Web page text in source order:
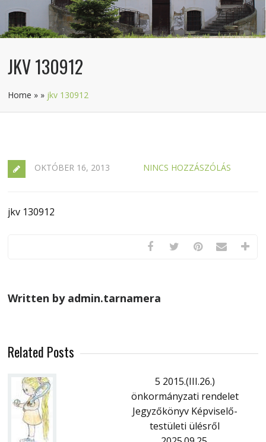
JKV 130912
Home » » jkv 130912
OKTÓBER 16, 2013 NINCS HOZZÁSZÓLÁS
jkv 130912
Written by admin.tarnamera
Related Posts
5 2015.(III.26.)
önkormányzati rendelet
Jegyzőkönyv Képviselő-
testületi ülésről